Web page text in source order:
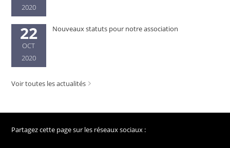
2020
22
OCT
2020
Nouveaux statuts pour notre association
Voir toutes les actualités
Partagez cette page sur les réseaux sociaux :